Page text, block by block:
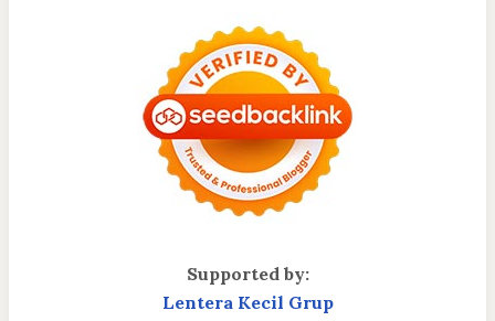
Supported by:
Lentera Kecil Grup